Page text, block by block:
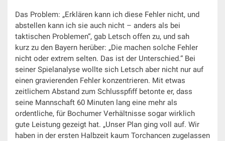
Das Problem: „Erklären kann ich diese Fehler nicht, und
abstellen kann ich sie auch nicht – anders als bei
taktischen Problemen“, gab Letsch offen zu, und sah
kurz zu den Bayern herüber: „Die machen solche Fehler
nicht oder extrem selten. Das ist der Unterschied.“ Bei
seiner Spielanalyse wollte sich Letsch aber nicht nur auf
einen gravierenden Fehler konzentrieren. Mit etwas
zeitlichem Abstand zum Schlusspfiff betonte er, dass
seine Mannschaft 60 Minuten lang eine mehr als
ordentliche, für Bochumer Verhältnisse sogar wirklich
gute Leistung gezeigt hat. „Unser Plan ging voll auf. Wir
haben in der ersten Halbzeit kaum Torchancen zugelassen